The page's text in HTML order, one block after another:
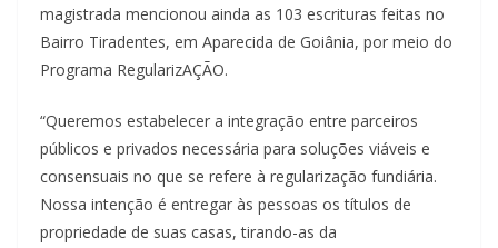
magistrada mencionou ainda as 103 escrituras feitas no
Bairro Tiradentes, em Aparecida de Goiânia, por meio do
Programa RegularizAÇÃO.
“Queremos estabelecer a integração entre parceiros
públicos e privados necessária para soluções viáveis e
consensuais no que se refere à regularização fundiária.
Nossa intenção é entregar às pessoas os títulos de
propriedade de suas casas, tirando-as da